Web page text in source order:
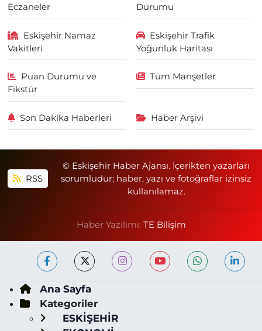
Eczaneler
Durumu
Eskişehir Namaz
Vakitleri
Eskişehir Trafik
Yoğunluk Haritası
Puan Durumu ve
Fikstür
Tüm Manşetler
Son Dakika Haberleri Haber Arşivi
RSS
© Eskişehir Haber Ajansı. İçerikten yazarları
sorumludur; haber, yazı ve fotoğraflar izinsiz
kullanılamaz.
Haber Yazılımı: TE Bilişim
Ana Sayfa
Kategoriler
ESKİŞEHİR